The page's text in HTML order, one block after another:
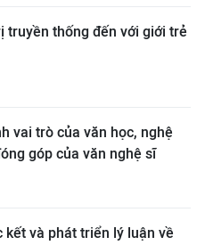
truyền thống đến với giới trẻ
vai trò của văn học, nghệ
góp của văn nghệ sĩ
kết và phát triển lý luận về